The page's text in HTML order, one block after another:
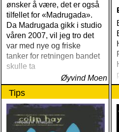
ønsker å være, det er også
tilfellet for «Madrugada».
Da Madrugada gikk i studio
våren 2007, vil jeg tro det
var med nye og friske
tanker for retningen bandet
skulle ta
Øyvind Moen
Tips